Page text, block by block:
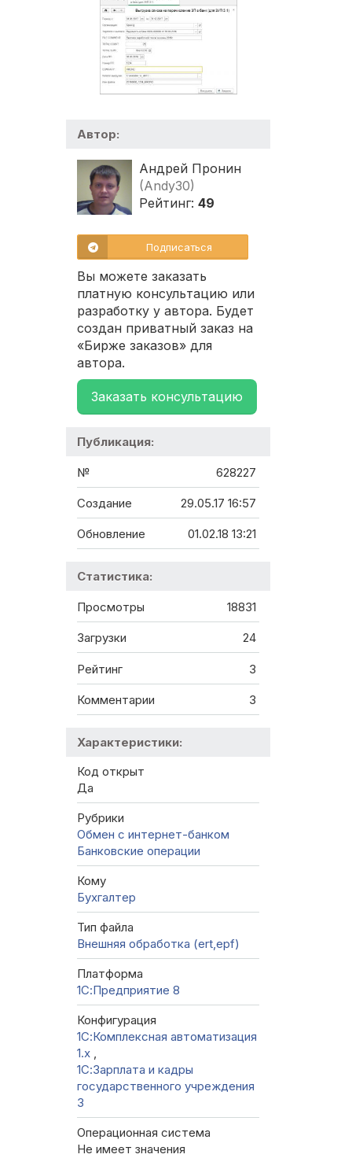
Автор:
Андрей Пронин
(Andy30)
Рейтинг: 49
Подписаться
Вы можете заказать
платную консультацию или
разработку у автора. Будет
создан приватный заказ на
«Бирже заказов» для
автора.
Заказать консультацию
Публикация:
№ 628227
Создание 29.05.17 16:57
Обновление 01.02.18 13:21
Статистика:
Просмотры 18831
Загрузки 24
Рейтинг 3
Комментарии 3
Характеристики:
Код открыт
Да
Рубрики
Обмен с интернет-банком
Банковские операции
Кому
Бухгалтер
Тип файла
Внешняя обработка (ert,epf)
Платформа
1С:Предприятие 8
Конфигурация
1С:Комплексная автоматизация
1.х ,
1С:Зарплата и кадры
государственного учреждения
3
Операционная система
Не имеет значения